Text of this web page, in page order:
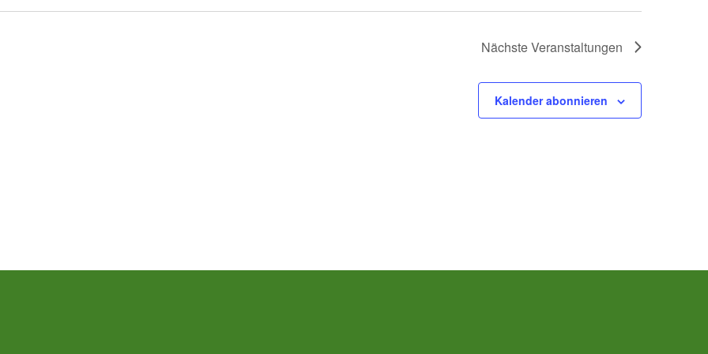
NächsteVeranstaltungen
Kalender abonnieren